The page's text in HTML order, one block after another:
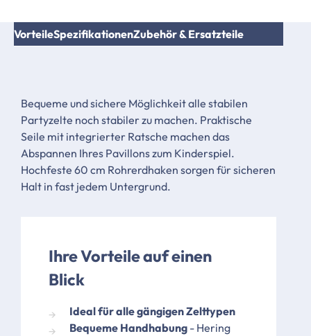
VorteileSpezifikationenZubehör & Ersatzteile
Bequeme und sichere Möglichkeit alle stabilen
Partyzelte noch stabiler zu machen. Praktische
Seile mit integrierter Ratsche machen das
Abspannen Ihres Pavillons zum Kinderspiel.
Hochfeste 60 cm Rohrerdhaken sorgen für sicheren
Halt in fast jedem Untergrund.
Ihre Vorteile auf einen
Blick
Ideal für alle gängigen Zelttypen
Bequeme Handhabung - Hering